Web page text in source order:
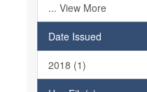
... View More
Date Issued
2018 (1)